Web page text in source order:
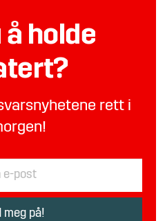
holde
rett i